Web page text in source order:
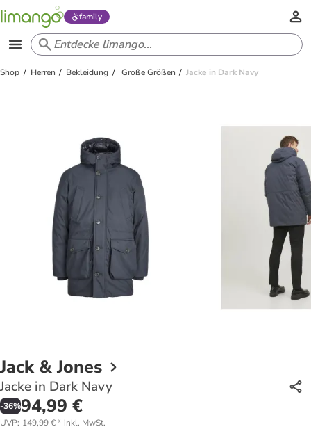
family
Shop Herren Bekleidung Große Größen Jacke in Dark Navy
Jack & Jones
Jacke in Dark Navy
-36%94,99 €
UVP: 149,99 €* inkl. MwSt.